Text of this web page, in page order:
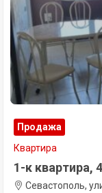
Продажа
Квартира
1-к квартира,
Севастополь,